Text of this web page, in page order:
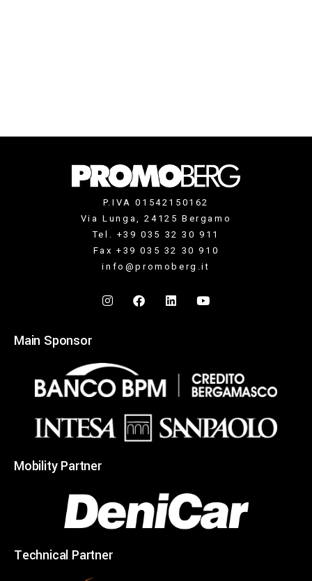
P.IVA 01542150162
Via Lunga, 24125 Bergamo
Tel. +39 035 32 30 911
Fax +39 035 32 30 910
info@promoberg.it
Main Sponsor
Mobility Partner
Technical Partner